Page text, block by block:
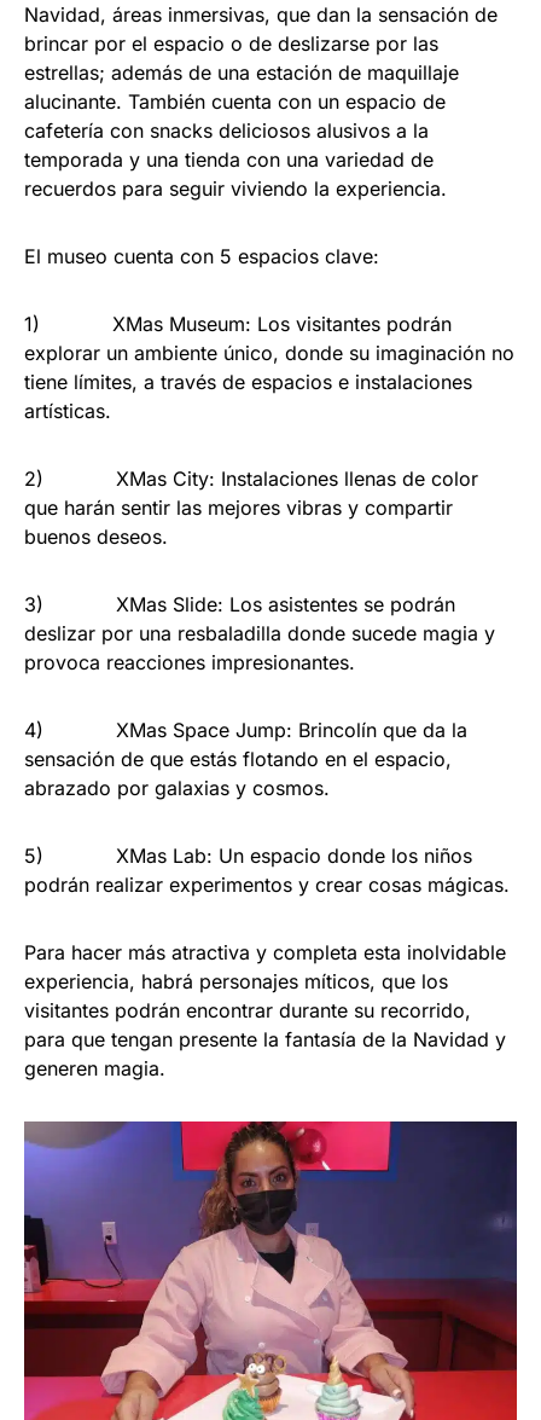
Navidad, áreas inmersivas, que dan la sensación de
brincar por el espacio o de deslizarse por las
estrellas; además de una estación de maquillaje
alucinante. También cuenta con un espacio de
cafetería con snacks deliciosos alusivos a la
temporada y una tienda con una variedad de
recuerdos para seguir viviendo la experiencia.
El museo cuenta con 5 espacios clave:
1) XMas Museum: Los visitantes podrán
explorar un ambiente único, donde su imaginación no
tiene límites, a través de espacios e instalaciones
artísticas.
2) XMas City: Instalaciones llenas de color
que harán sentir las mejores vibras y compartir
buenos deseos.
3) XMas Slide: Los asistentes se podrán
deslizar por una resbaladilla donde sucede magia y
provoca reacciones impresionantes.
4) XMas Space Jump: Brincolín que da la
sensación de que estás flotando en el espacio,
abrazado por galaxias y cosmos.
5) XMas Lab: Un espacio donde los niños
podrán realizar experimentos y crear cosas mágicas.
Para hacer más atractiva y completa esta inolvidable
experiencia, habrá personajes míticos, que los
visitantes podrán encontrar durante su recorrido,
para que tengan presente la fantasía de la Navidad y
generen magia.